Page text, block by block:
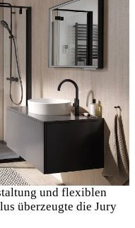
und flexiblen
überzeugte die Jury